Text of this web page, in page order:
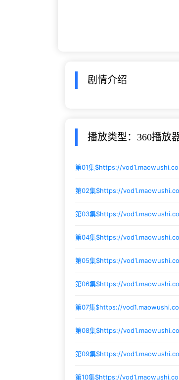
剧情介绍
播放类型：360播放
第01集$https://
第02集$https://
第03集$https://
第04集$https://
第05集$https://
第06集$https://
第07集$https://
第08集$https://
第09集$https://
第10集$https://